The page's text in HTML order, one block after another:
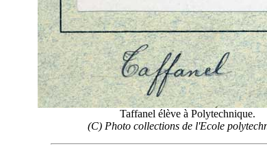
Taffanel élève à Polytechnique.
(C) Photo collections de l'Ecole